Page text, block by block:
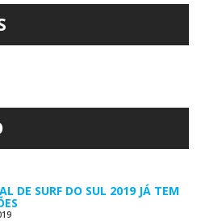
DE SURF DO SUL 2019 JÁ TEM